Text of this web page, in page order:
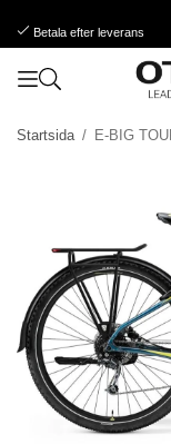
Betala efter leverans
Startsida / E-BIG